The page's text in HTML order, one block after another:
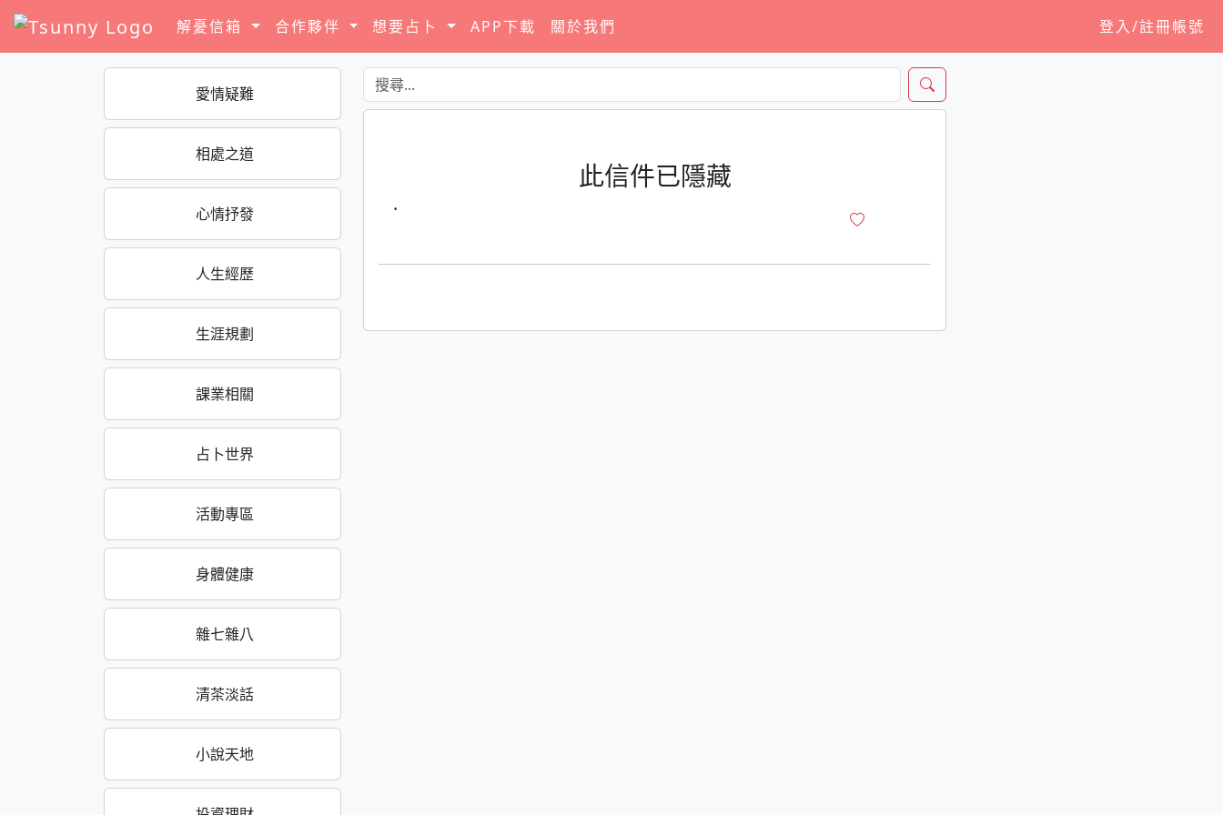
解憂信箱 合作夥伴 想要占卜 APP下載 關於我們 登入/註冊帳號
愛情疑難
相處之道
心情抒發
人生經歷
生涯規劃
課業相關
占卜世界
活動專區
身體健康
雜七雜八
清茶淡話
小說天地
此信件已隱藏
·